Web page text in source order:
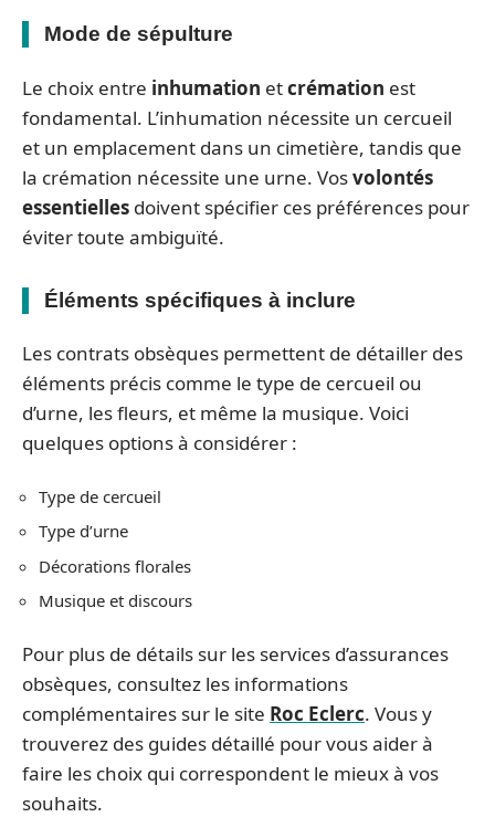
Mode de sépulture
Le choix entre inhumation etcrémation est
fondamental. L’inhumation nécessite un cercueil
et un emplacement dans un cimetière, tandis que
la crémation nécessite une urne. Vosvolontés
essentielles doivent spécifier ces préférences pour
éviter toute ambiguïté.
Éléments spécifiques à inclure
Les contrats obsèques permettent de détailler des
éléments précis comme le type de cercueil ou
d’urne, les fleurs, et même la musique. Voici
quelques options à considérer :
Type de cercueil
Type d’urne
Décorations florales
Musique et discours
Pour plus de détails sur les services d’assurances
obsèques, consultez les informations
complémentaires sur le site Roc Eclerc. Vous y
trouverez des guides détaillé pour vous aider à
faire les choix qui correspondent le mieux à vos
souhaits.